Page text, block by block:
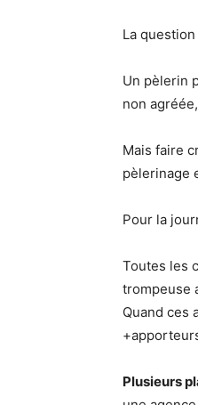
La
Un pèlerin
non agréée,
Mais faire
pèlerinage
Pour la
Toutes les
trompeuse
Quand ces
Plusieurs